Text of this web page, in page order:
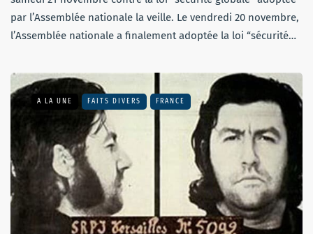
par l’Assemblée nationale la veille. Le vendredi 20 novembre,
l’Assemblée nationale a finalement adoptée la loi “sécurité…
A LA UNE FAITS DIVERS FRANCE